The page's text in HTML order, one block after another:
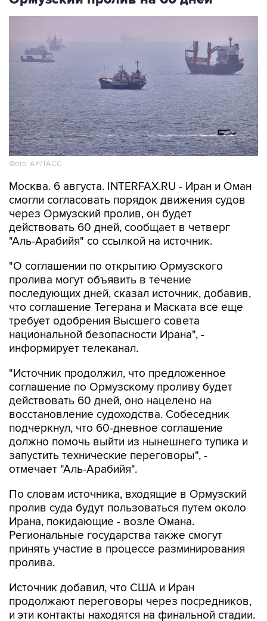
Фото: AP/ТАСС
Москва. 6 августа. INTERFAX.RU - Иран и Оман
смогли согласовать порядок движения судов
через Ормузский пролив, он будет
действовать 60 дней, сообщает в четверг
"Аль-Арабийя" со ссылкой на источник.
"О соглашении по открытию Ормузского
пролива могут объявить в течение
последующих дней, сказал источник, добавив,
что соглашение Тегерана и Маската все еще
требует одобрения Высшего совета
национальной безопасности Ирана", -
информирует телеканал.
"Источник продолжил, что предложенное
соглашение по Ормузскому проливу будет
действовать 60 дней, оно нацелено на
восстановление судоходства. Собеседник
подчеркнул, что 60-дневное соглашение
должно помочь выйти из нынешнего тупика и
запустить технические переговоры", -
отмечает "Аль-Арабийя".
По словам источника, входящие в Ормузский
пролив суда будут пользоваться путем около
Ирана, покидающие - возле Омана.
Региональные государства также смогут
принять участие в процессе разминирования
пролива.
Источник добавил, что США и Иран
продолжают переговоры через посредников,
и эти контакты находятся на финальной стадии.